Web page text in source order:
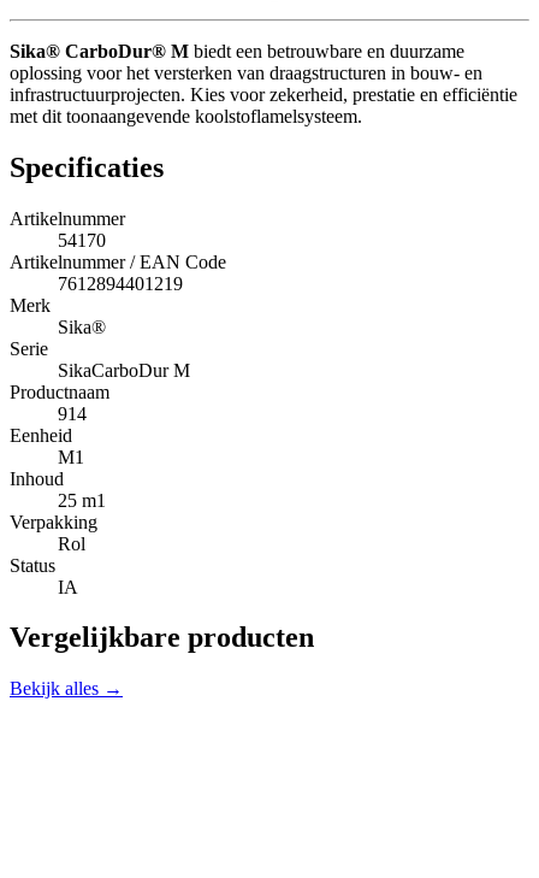
Sika® CarboDur® M biedt een betrouwbare en duurzame
oplossing voor het versterken van draagstructuren in bouw- en
infrastructuurprojecten. Kies voor zekerheid, prestatie en efficiëntie
met dit toonaangevende koolstoflamelsysteem.
Specificaties
Artikelnummer
54170
Artikelnummer / EAN Code
7612894401219
Merk
Sika®
Serie
SikaCarboDur M
Productnaam
914
Eenheid
M1
Inhoud
25 m1
Verpakking
Rol
Status
IA
Vergelijkbare producten
Bekijk alles →